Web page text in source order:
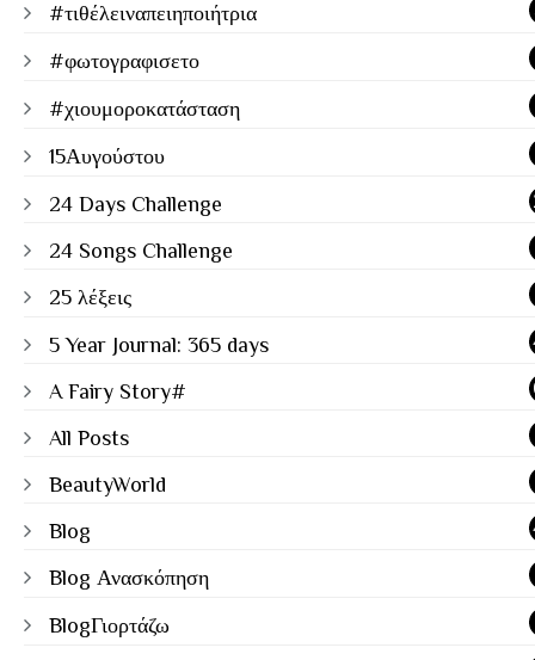
#τιθέλειναπειηποιήτρια
#φωτογραφισετο
#χιουμοροκατάσταση
15Αυγούστου
24 Days Challenge
24 Songs Challenge
25 λέξεις
5 Year Journal: 365 days
A Fairy Story#
All Posts
BeautyWorld
Blog
Blog Ανασκόπηση
BlogΓιορτάζω